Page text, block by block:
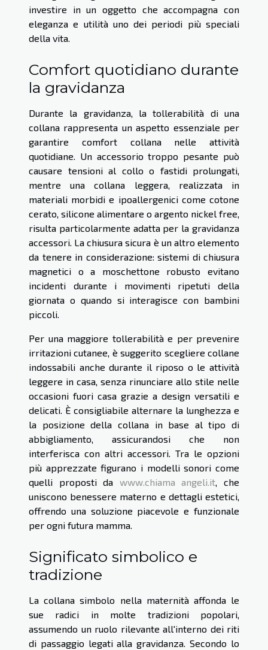
investire in un oggetto che accompagna con
eleganza e utilità uno dei periodi più speciali
della vita.
Comfort quotidiano durante
la gravidanza
Durante la gravidanza, la tollerabilità di una
collana rappresenta un aspetto essenziale per
garantire comfort collana nelle attività
quotidiane. Un accessorio troppo pesante può
causare tensioni al collo o fastidi prolungati,
mentre una collana leggera, realizzata in
materiali morbidi e ipoallergenici come cotone
cerato, silicone alimentare o argento nickel free,
risulta particolarmente adatta per la gravidanza
accessori. La chiusura sicura è un altro elemento
da tenere in considerazione: sistemi di chiusura
magnetici o a moschettone robusto evitano
incidenti durante i movimenti ripetuti della
giornata o quando si interagisce con bambini
piccoli.
Per una maggiore tollerabilità e per prevenire
irritazioni cutanee, è suggerito scegliere collane
indossabili anche durante il riposo o le attività
leggere in casa, senza rinunciare allo stile nelle
occasioni fuori casa grazie a design versatili e
delicati. È consigliabile alternare la lunghezza e
la posizione della collana in base al tipo di
abbigliamento, assicurandosi che non
interferisca con altri accessori. Tra le opzioni
più apprezzate figurano i modelli sonori come
quelli proposti da www.chiama angeli.it, che
uniscono benessere materno e dettagli estetici,
offrendo una soluzione piacevole e funzionale
per ogni futura mamma.
Significato simbolico e
tradizione
La collana simbolo nella maternità affonda le
sue radici in molte tradizioni popolari,
assumendo un ruolo rilevante all'interno dei riti
di passaggio legati alla gravidanza. Secondo lo